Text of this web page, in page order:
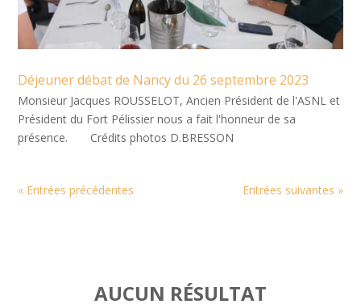
Déjeuner débat de Nancy du 26 septembre 2023
Monsieur Jacques ROUSSELOT, Ancien Président de l'ASNL et
Président du Fort Pélissier nous a fait l'honneur de sa
présence. Crédits photos D.BRESSON
« Entrées précédentes Entrées suivantes »
AUCUN RÉSULTAT